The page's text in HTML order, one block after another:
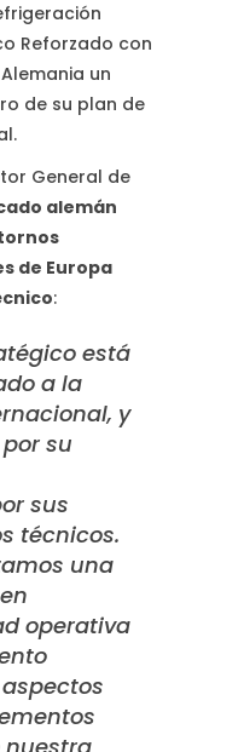
Reforzado con
un
de su plan de
General de
alemán
de Europa
:
está
a la
y
su
sus
técnicos.
una
operativa